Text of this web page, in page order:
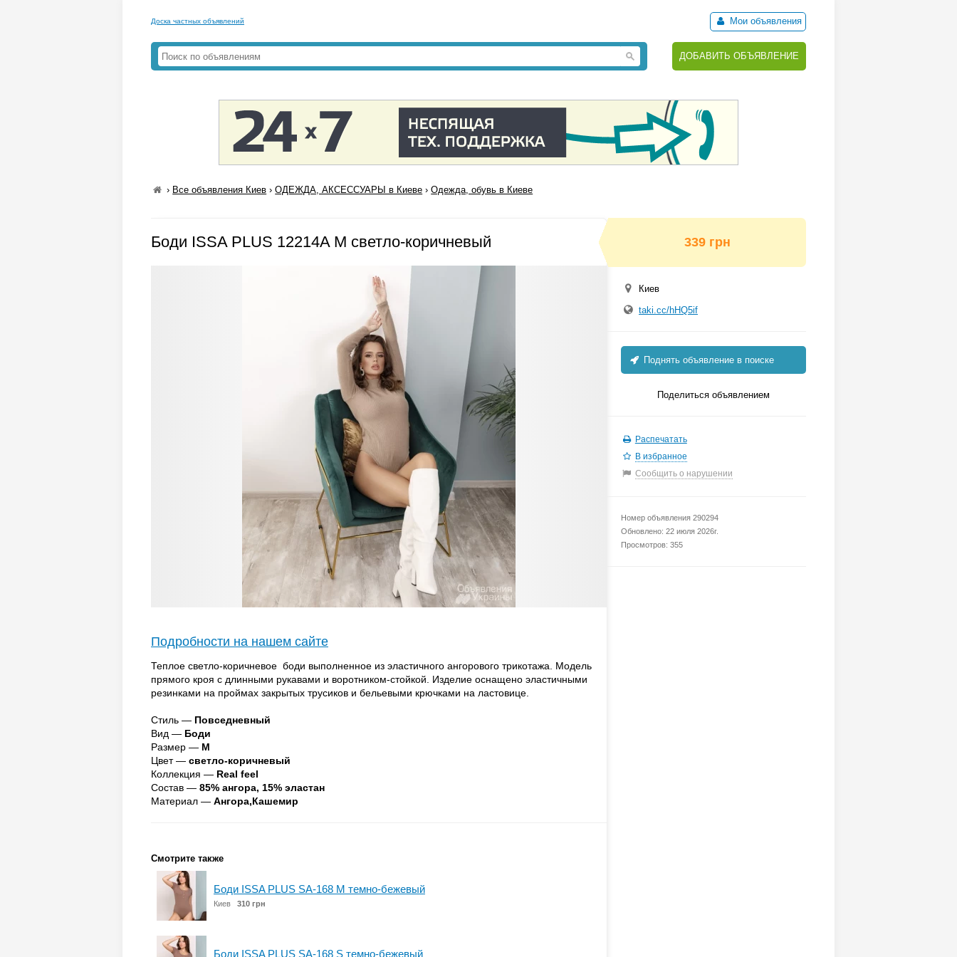
Доска частных объявлений Мои объявления
ДОБАВИТЬ ОБЪЯВЛЕНИЕ
› Все объявления Киев ›ОДЕЖДА, АКСЕССУАРЫ в Киеве ›Одежда, обувь в Киеве
Боди ISSA PLUS 12214A M светло-коричневый
Подробности на нашем сайте
Теплое светло-коричневое боди выполненное из эластичного ангорового трикотажа. Модель
прямого кроя с длинными рукавами и воротником-стойкой. Изделие оснащено эластичными
резинками на проймах закрытых трусиков и бельевыми крючками на ластовице.
Стиль — Повседневный
Вид — Боди
Размер — M
Цвет — светло-коричневый
Коллекция — Real feel
Состав — 85% ангора, 15% эластан
Материал — Ангора,Кашемир
Смотрите также
Боди ISSA PLUS SA-168 M темно-бежевый
Киев 310 грн
Боди ISSA PLUS SA-168 S темно-бежевый
339 грн
Киев
taki.cc/hHQ5if
Поднять объявление в поиске
Поделиться объявлением
Распечатать
В избранное
Сообщить о нарушении
Номер объявления 290294
Обновлено: 22 июля 2026г.
Просмотров: 355